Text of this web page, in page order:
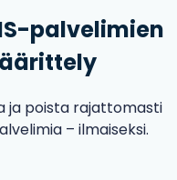
palvelimien
ja poista rajattomasti
– ilmaiseksi.